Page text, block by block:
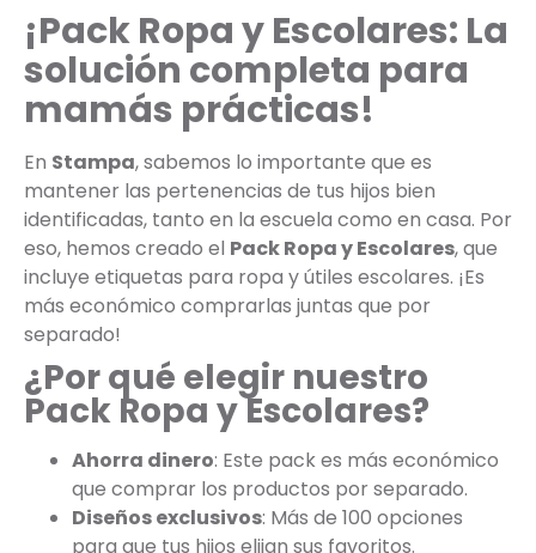
¡Pack Ropa y Escolares: La
solución completa para
mamás prácticas!
En Stampa, sabemos lo importante que es
mantener las pertenencias de tus hijos bien
identificadas, tanto en la escuela como en casa. Por
eso, hemos creado el Pack Ropa y Escolares, que
incluye etiquetas para ropa y útiles escolares. ¡Es
más económico comprarlas juntas que por
separado!
¿Por qué elegir nuestro
Pack Ropa y Escolares?
Ahorra dinero: Este pack es más económico
que comprar los productos por separado.
Diseños exclusivos: Más de 100 opciones
para que tus hijos elijan sus favoritos.